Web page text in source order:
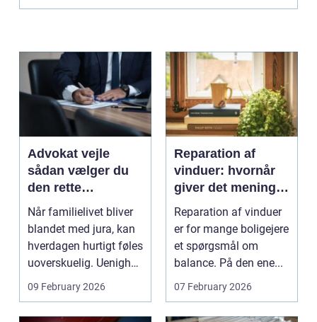
Advokat vejle
sådan vælger du
den rette
familieretsadvokat
Når familielivet bliver
blandet med jura, kan
hverdagen hurtigt føles
uoverskuelig. Uenighed
om børn...
09 February 2026
Reparation af
vinduer: hvornår
giver det mening,
og hvad skal du
vælge?
Reparation af vinduer
er for mange boligejere
et spørgsmål om
balance. På den ene...
07 February 2026